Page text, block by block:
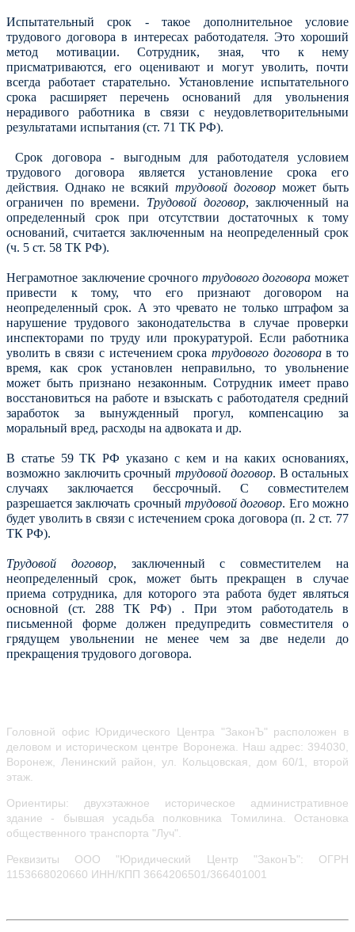
Испытательный срок - такое дополнительное условие
трудового договора в интересах работодателя. Это хороший
метод мотивации. Сотрудник, зная, что к нему
присматриваются, его оценивают и могут уволить, почти
всегда работает старательно. Установление испытательного
срока расширяет перечень оснований для увольнения
нерадивого работника в связи с неудовлетворительными
результатами испытания (ст. 71 ТК РФ).
Срок договора - выгодным для работодателя условием
трудового договора является установление срока его
действия. Однако не всякий трудовой договор может быть
ограничен по времени. Трудовой договор, заключенный на
определенный срок при отсутствии достаточных к тому
оснований, считается заключенным на неопределенный срок
(ч. 5 ст. 58 ТК РФ).
Неграмотное заключение срочного трудового договора может
привести к тому, что его признают договором на
неопределенный срок. А это чревато не только штрафом за
нарушение трудового законодательства в случае проверки
инспекторами по труду или прокуратурой. Если работника
уволить в связи с истечением срока трудового договорав то
время, как срок установлен неправильно, то увольнение
может быть признано незаконным. Сотрудник имеет право
восстановиться на работе и взыскать с работодателя средний
заработок за вынужденный прогул, компенсацию за
моральный вред, расходы на адвоката и др.
В статье 59 ТК РФ указано с кем и на каких основаниях,
возможно заключить срочный трудовой договор. В остальных
случаях заключается бессрочный. С совместителем
разрешается заключать срочный трудовой договор. Его можно
будет уволить в связи с истечением срока договора (п. 2 ст. 77
ТК РФ).
Трудовой договор, заключенный с совместителем на
неопределенный срок, может быть прекращен в случае
приема сотрудника, для которого эта работа будет являться
основной (ст. 288 ТК РФ) . При этом работодатель в
письменной форме должен предупредить совместителя о
грядущем увольнении не менее чем за две недели до
прекращения трудового договора.
Головной офис Юридического Центра "ЗаконЪ" расположен в
деловом и историческом центре Воронежа. Наш адрес: 394030,
Воронеж, Ленинский район, ул. Кольцовская, дом 60/1, второй
этаж.
Ориентиры: двухэтажное историческое административное
здание - бывшая усадьба полковника Томилина. Остановка
общественного транспорта "Луч".
Реквизиты ООО "Юридический Центр "ЗаконЪ": ОГРН
1153668020660 ИНН/КПП 3664206501/366401001